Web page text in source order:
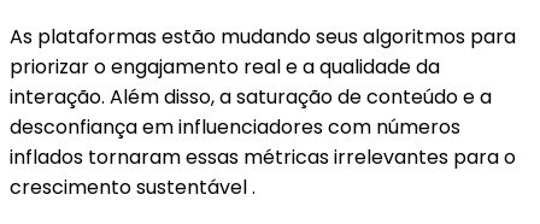
As plataformas estão mudando seus algoritmos para
priorizar o engajamento real e a qualidade da
interação. Além disso, a saturação de conteúdo e a
desconfiança em influenciadores com números
inflados tornaram essas métricas irrelevantes para o
crescimento sustentável .